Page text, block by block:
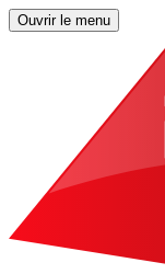
Ouvrir le menu